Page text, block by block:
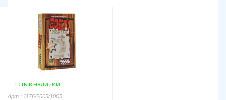
Есть в наличии
Арт.: 1176/2005/1005